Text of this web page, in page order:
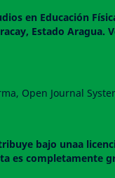
en Educación
Maracay,
Open Journal
bajo unaa
es completamente